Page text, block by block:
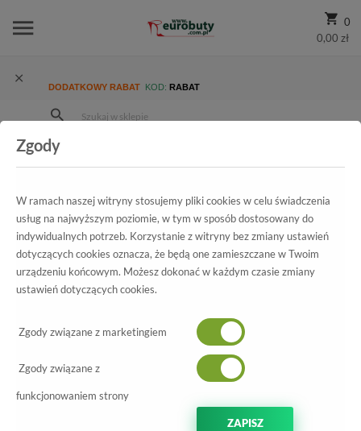
0
0,00 zł
DODATKOWY RABAT KOD: RABAT
Kolekcja damska
Czółenka
Wszystkie produkty
7236391-817 Make Up
Zgody
W ramach naszej witryny stosujemy pliki cookies w celu świadczenia
usług na najwyższym poziomie, w tym w sposób dostosowany do
indywidualnych potrzeb. Korzystanie z witryny bez zmiany ustawień
dotyczących cookies oznacza, że będą one zamieszczane w Twoim
urządzeniu końcowym. Możesz dokonać w każdym czasie zmiany
ustawień dotyczących cookies.
Zgody związane z marketingiem
Zgody związane z
funkcjonowaniem strony
ZAPISZ